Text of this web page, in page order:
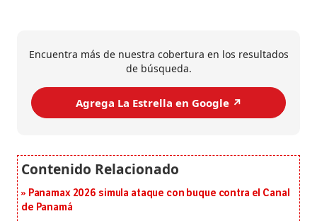
Encuentra más de nuestra cobertura en los resultados
de búsqueda.
Agrega La Estrella en Google ↗️
Panamax 2026 simula ataque con buque contra el Canal
de Panamá